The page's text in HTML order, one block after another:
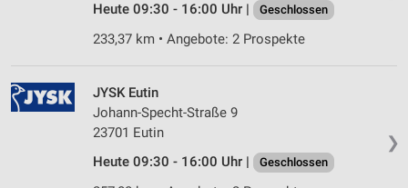
Heute 09:30 - 16:00 Uhr |
Geschlossen
233,37 km • Angebote: 2 Prospekte
❯
JYSK Eutin
Johann-Specht-Straße 9
23701 Eutin
Heute 09:30 - 16:00 Uhr |
Geschlossen